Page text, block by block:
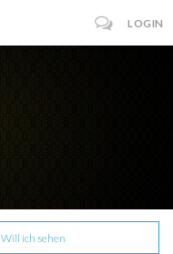
LOGIN
Will ich sehen